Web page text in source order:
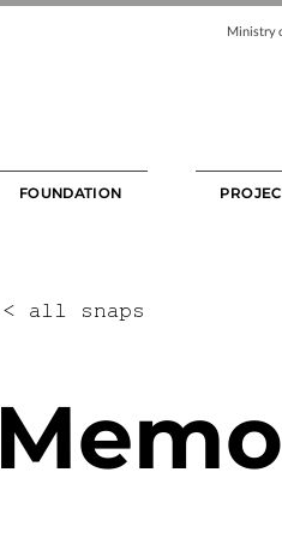
Ministry
FOUNDATION
< all snaps